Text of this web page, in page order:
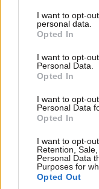
not limited to your
grant or deny
use your data for
consent section.
I want to opt-
personal data.
Opted In
I want to opt-
Personal Data.
Opted In
I want to opt-
Personal Data
Opted In
I want to opt-
Retention,
Personal Data
Purposes for
Opted Out
ΣΧΌΛΙΑ